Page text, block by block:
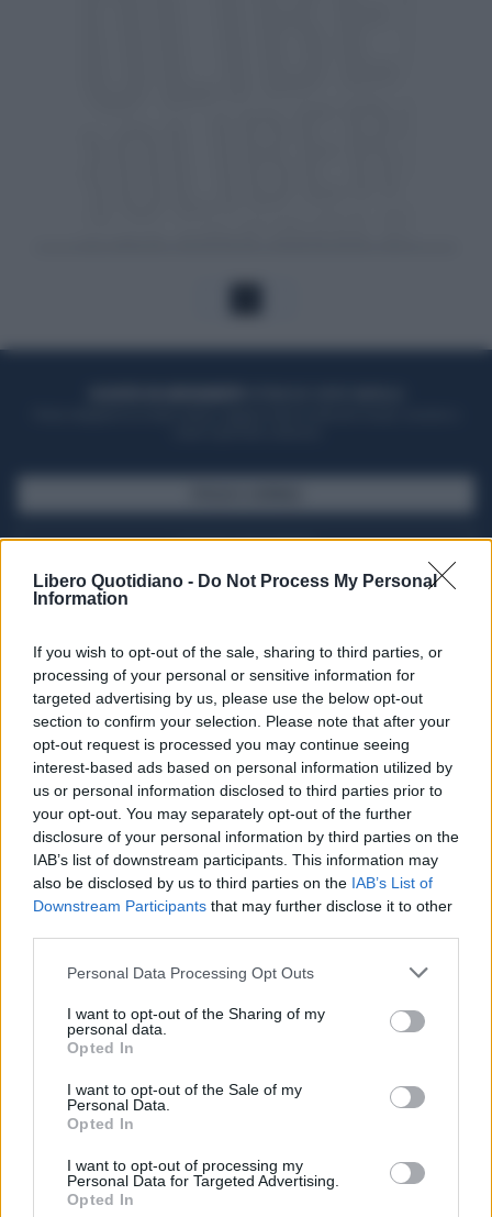
Libero Quotidiano - Do Not Process My Personal
Information
If you wish to opt-out of the sale, sharing to third parties, or
processing of your personal or sensitive information for
targeted advertising by us, please use the below opt-out
section to confirm your selection. Please note that after your
opt-out request is processed you may continue seeing
interest-based ads based on personal information utilized by
us or personal information disclosed to third parties prior to
your opt-out. You may separately opt-out of the further
disclosure of your personal information by third parties on the
IAB’s list of downstream participants. This information may
also be disclosed by us to third parties on the IAB’s List of
Downstream Participants that may further disclose it to other
Personal Data Processing Opt Outs
I want to opt-out of the Sharing of my
personal data.
Opted In
I want to opt-out of the Sale of my
Personal Data.
Opted In
I want to opt-out of processing my
Personal Data for Targeted Advertising.
Opted In
Seguici su Google Discover
Segui Libero Quotidiano su Google Discover
Scegli Libero Quotidiano come fonte preferita
SPETTACOLI
SCIENZA E TECH